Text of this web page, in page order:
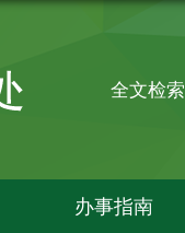
全文检索
办事指南